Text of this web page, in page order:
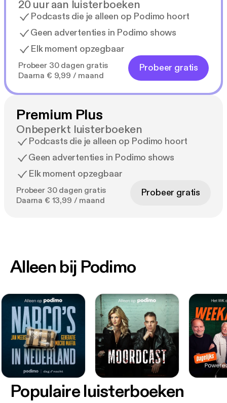
20 uur aan luisterboeken
Podcasts die je alleen op Podimo hoort
Geen advertenties in Podimo shows
Elk moment opzegbaar
Probeer 30 dagen gratis
Daarna € 9,99 / maand
Probeer gratis
Premium Plus
Onbeperkt luisterboeken
Podcasts die je alleen op Podimo hoort
Geen advertenties in Podimo shows
Elk moment opzegbaar
Probeer 30 dagen gratis
Daarna € 13,99 / maand
Probeer gratis
Alleen bij Podimo
Populaire luisterboeken